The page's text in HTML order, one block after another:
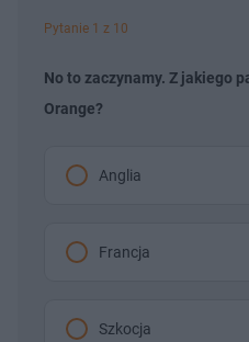
Pytanie 1 z 10
No to zaczynamy. Z jakiego
Orange?
Anglia
Francja
Szkocja